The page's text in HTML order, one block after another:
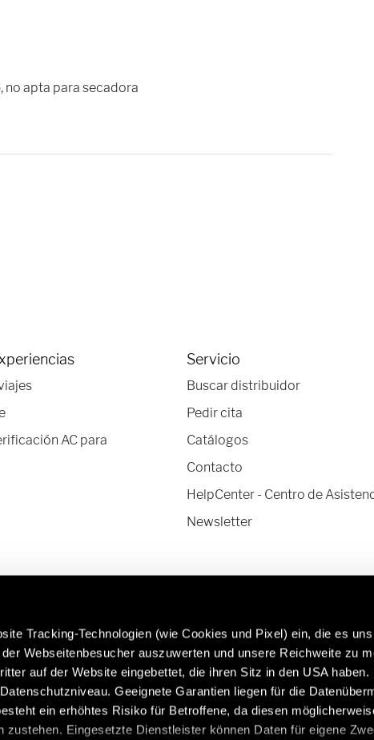
Tracking-Technologien (wie Cookies und Pixel) ein, die es uns
Webseitenbesucher auszuwerten und unsere Reichweite zu
auf der Website eingebettet, die ihren Sitz in den USA haben.
Geeignete Garantien liegen für die
ein erhöhtes Risiko für Betroffene, da diesen
zustehen. Eingesetzte Dienstleister können Daten für eigene
no apta para secadora
AC para
Servicio
Buscar distribuidor
Pedir cita
Catálogos
Contacto
HelpCenter - Centro de
Newsletter
Más información sobre los recambios y
accesorios originales de Hymer:
/es/es/servicio/accesorios-originales
https://